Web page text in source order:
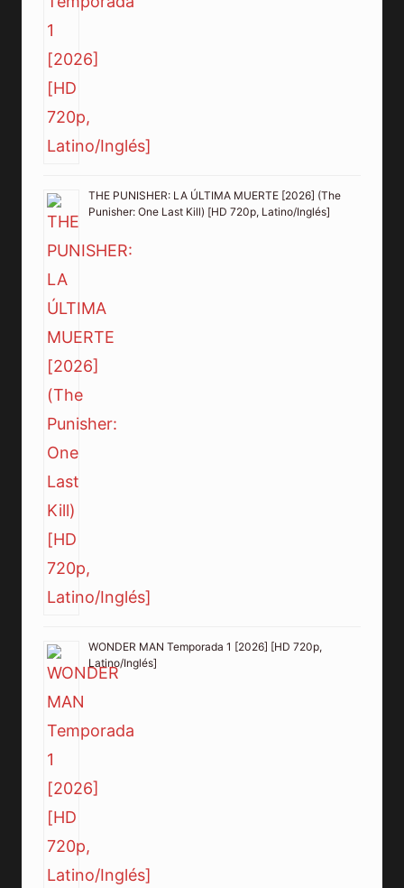
THE PUNISHER: LA ÚLTIMA MUERTE [2026] (The
Punisher: One Last Kill) [HD 720p, Latino/Inglés]
WONDER MAN Temporada 1 [2026] [HD 720p,
Latino/Inglés]